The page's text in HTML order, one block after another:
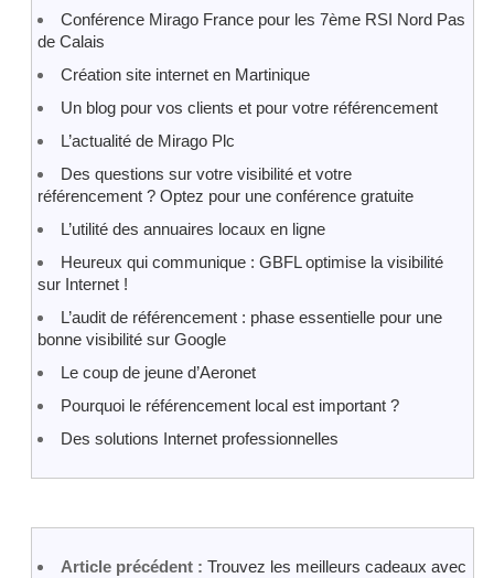
Conférence Mirago France pour les 7ème RSI Nord Pas
de Calais
Création site internet en Martinique
Un blog pour vos clients et pour votre référencement
L’actualité de Mirago Plc
Des questions sur votre visibilité et votre
référencement ? Optez pour une conférence gratuite
L’utilité des annuaires locaux en ligne
Heureux qui communique : GBFL optimise la visibilité
sur Internet !
L’audit de référencement : phase essentielle pour une
bonne visibilité sur Google
Le coup de jeune d’Aeronet
Pourquoi le référencement local est important ?
Des solutions Internet professionnelles
Article précédent : Trouvez les meilleurs cadeaux avec